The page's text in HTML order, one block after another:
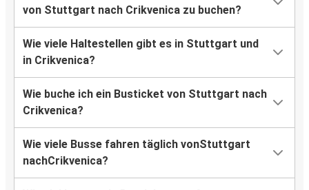
von Stuttgart nach Crikvenica zu buchen?
Wie viele Haltestellen gibt es in Stuttgart und
in Crikvenica?
Wie buche ich ein Busticket von Stuttgart nach
Crikvenica?
Wie viele Busse fahren täglich vonStuttgart
nachCrikvenica?